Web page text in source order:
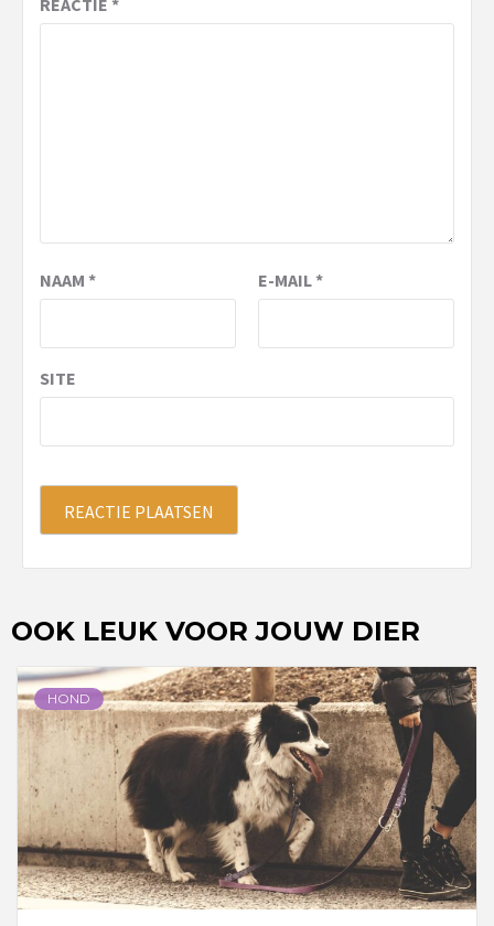
REACTIE *
NAAM * E-MAIL*
SITE
OOK LEUK VOOR JOUW DIER
HOND